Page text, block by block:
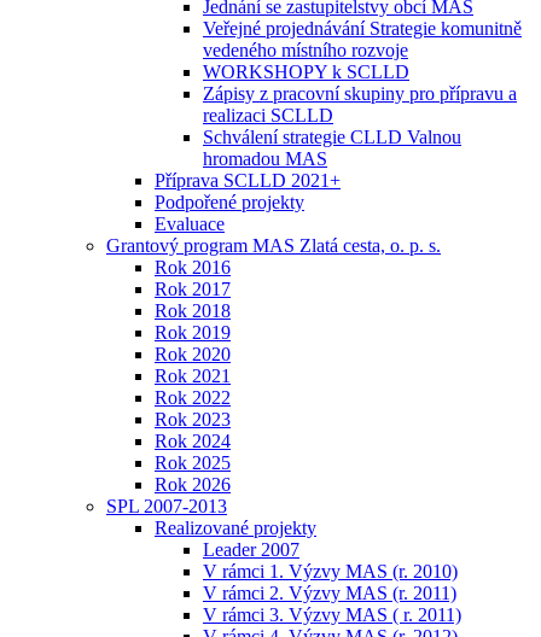
Jednání se zastupitelstvy obcí MAS
Veřejné projednávání Strategie komunitně
vedeného místního rozvoje
WORKSHOPY k SCLLD
Zápisy z pracovní skupiny pro přípravu a
realizaci SCLLD
Schválení strategie CLLD Valnou
hromadou MAS
Příprava SCLLD 2021+
Podpořené projekty
Evaluace
Grantový program MAS Zlatá cesta, o. p. s.
Rok 2016
Rok 2017
Rok 2018
Rok 2019
Rok 2020
Rok 2021
Rok 2022
Rok 2023
Rok 2024
Rok 2025
Rok 2026
SPL 2007-2013
Realizované projekty
Leader 2007
V rámci 1. Výzvy MAS (r. 2010)
V rámci 2. Výzvy MAS (r. 2011)
V rámci 3. Výzvy MAS ( r. 2011)